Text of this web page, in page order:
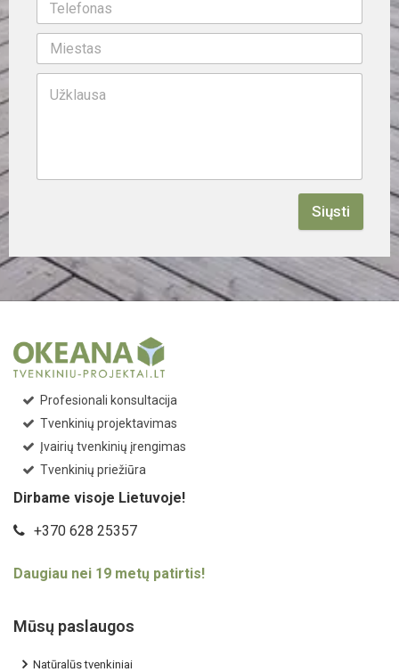
Siųsti
Profesionali konsultacija
Tvenkinių projektavimas
Įvairių tvenkinių įrengimas
Tvenkinių priežiūra
Dirbame visoje Lietuvoje!
+370 628 25357
Daugiau nei 19 metų patirtis!
Mūsų paslaugos
Natūralūs tvenkiniai